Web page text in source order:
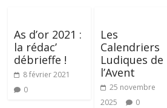
As d’or 2021 :
la rédac’
débrieffe !
8 février 2021
0
Les
Calendriers
Ludiques de
l’Avent
25 novembre
2025
0